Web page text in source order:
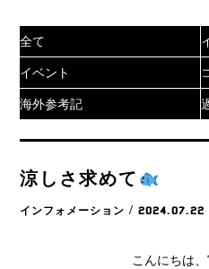
全て
イベント
海外参考記
涼しさ求めて
インフォメーション / 2024.07.22
こんにちは、